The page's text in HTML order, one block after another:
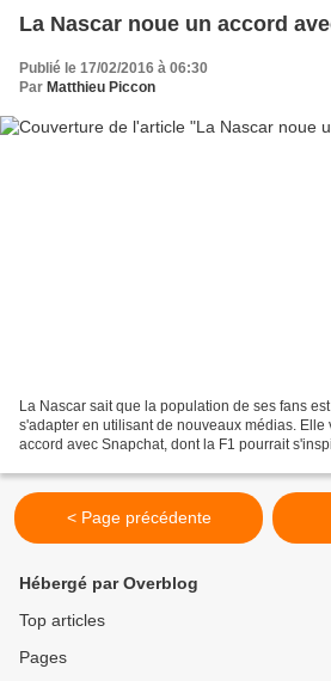
La Nascar noue un accord
Publié le 17/02/2016 à 06:30
Par Matthieu Piccon
La Nascar sait que la population de ses fans
s'adapter en utilisant de nouveaux médias. Elle
accord avec Snapchat, dont la F1 pourrait
< Page précédente
Hébergé par Overblog
Top articles
Pages